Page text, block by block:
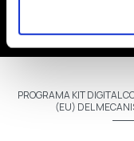
PROGRAMA KIT DIGITAL
(EU) DEL